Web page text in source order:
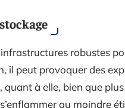
infrastructures robustes
il peut provoquer des
quant à elle, bien que
au moindre